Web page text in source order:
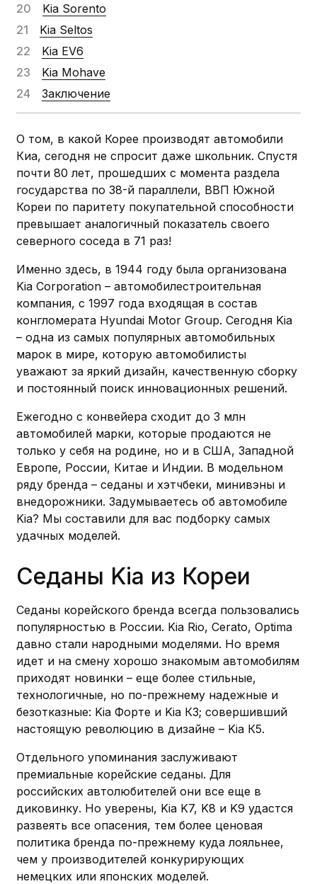
Kia Sorento
Kia Seltos
Kia EV6
Kia Mohave
Заключение
О том, в какой Корее производят автомобили
Киа, сегодня не спросит даже школьник. Спустя
почти 80 лет, прошедших с момента раздела
государства по 38-й параллели, ВВП Южной
Кореи по паритету покупательной способности
превышает аналогичный показатель своего
северного соседа в 71 раз!
Именно здесь, в 1944 году была организована
Kia Corporation – автомобилестроительная
компания, с 1997 года входящая в состав
конгломерата Hyundai Motor Group. Сегодня Kia
– одна из самых популярных автомобильных
марок в мире, которую автомобилисты
уважают за яркий дизайн, качественную сборку
и постоянный поиск инновационных решений.
Ежегодно с конвейера сходит до 3 млн
автомобилей марки, которые продаются не
только у себя на родине, но и в США, Западной
Европе, России, Китае и Индии. В модельном
ряду бренда – седаны и хэтчбеки, минивэны и
внедорожники. Задумываетесь об автомобиле
Kia? Мы составили для вас подборку самых
удачных моделей.
Седаны Kia из Кореи
Седаны корейского бренда всегда пользовались
популярностью в России. Kia Rio, Cerato, Optima
давно стали народными моделями. Но время
идет и на смену хорошо знакомым автомобилям
приходят новинки – еще более стильные,
технологичные, но по-прежнему надежные и
безотказные: Kia Форте и Kia К3; совершивший
настоящую революцию в дизайне – Kia К5.
Отдельного упоминания заслуживают
премиальные корейские седаны. Для
российских автолюбителей они все еще в
диковинку. Но уверены, Kia K7, K8 и K9 удастся
развеять все опасения, тем более ценовая
политика бренда по-прежнему куда лояльнее,
чем у производителей конкурирующих
немецких или японских моделей.